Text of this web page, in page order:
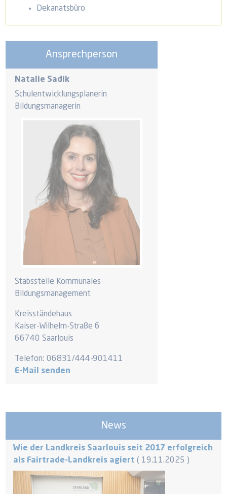
Dekanatsbüro
Ansprechperson
Natalie Sadik
Telefon: 06831/444-901411
E-Mail senden
Kreisständehaus
Kaiser-Wilhelm-Straße 6
66740 Saarlouis
Schulentwicklungsplanerin
Bildungsmanagerin
Stabsstelle Kommunales
Bildungsmanagement
News
Wie der Landkreis Saarlouis seit 2017 erfolgreich
als Fairtrade-Landkreis agiert
19.11.2025